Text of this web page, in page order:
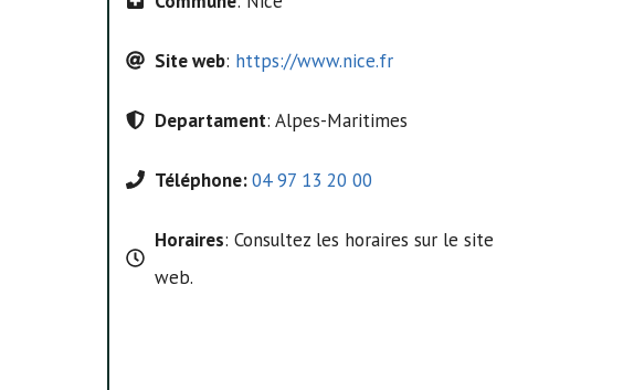
Site web: https://www.nice.fr
Departament: Alpes-Maritimes
Téléphone:04 97 13 20 00
Horaires: Consultez les horaires sur le site
web.